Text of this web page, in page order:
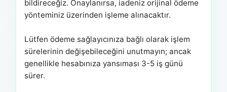
bildireceğiz. Onaylanırsa, iadeniz orijinal ödeme
yönteminiz üzerinden işleme alınacaktır.
Lütfen ödeme sağlayıcınıza bağlı olarak işlem
sürelerinin değişebileceğini unutmayın; ancak
genellikle hesabınıza yansıması 3-5 iş günü
sürer.